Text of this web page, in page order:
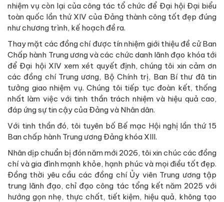
nhiệm vụ còn lại của công tác tổ chức để Đại hội Đại biểu
toàn quốc lần thứ XIV của Đảng thành công tốt đẹp đúng
như chương trình, kế hoạch đề ra.
Thay mặt các đồng chí được tín nhiệm giới thiệu đề cử Ban
Chấp hành Trung ương và các chức danh lãnh đạo khóa tới
để Đại hội XIV xem xét quyết định, chúng tôi xin cảm ơn
các đồng chí Trung ương, Bộ Chính trị, Ban Bí thư đã tin
tưởng giao nhiệm vụ. Chúng tôi tiếp tục đoàn kết, thống
nhất làm việc với tinh thần trách nhiệm và hiệu quả cao,
đáp ứng sự tin cậy của Đảng và Nhân dân.
Với tinh thần đó, tôi tuyên bố Bế mạc Hội nghị lần thứ 15
Ban chấp hành Trung ương Đảng khóa XIII.
Nhân dịp chuẩn bị đón năm mới 2026, tôi xin chúc các đồng
chí và gia đình mạnh khỏe, hạnh phúc và mọi điều tốt đẹp.
Đồng thời yêu cầu các đồng chí Ủy viên Trung ương tập
trung lãnh đạo, chỉ đạo công tác tổng kết năm 2025 với
hướng gọn nhẹ, thực chất, tiết kiệm, hiệu quả, không tạo